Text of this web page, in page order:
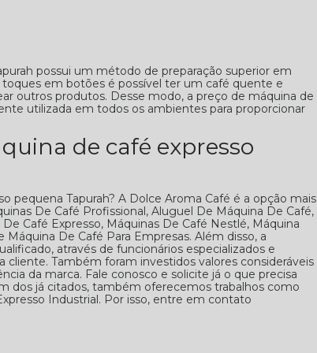
possui um método de preparação superior em
toques em botões é possível ter um café quente e
outros produtos. Desse modo, a preço de máquina de
utilizada em todos os ambientes para proporcionar
de café expresso
pequena Tapurah? A Dolce Aroma Café é a opção mais
De Café Profissional, Aluguel De Máquina De Café,
Café Expresso, Máquinas De Café Nestlé, Máquina
De Café Para Empresas. Além disso, a
através de funcionários especializados e
Também foram investidos valores consideráveis
da marca. Fale conosco e solicite já o que precisa
dos já citados, também oferecemos trabalhos como
Industrial. Por isso, entre em contato